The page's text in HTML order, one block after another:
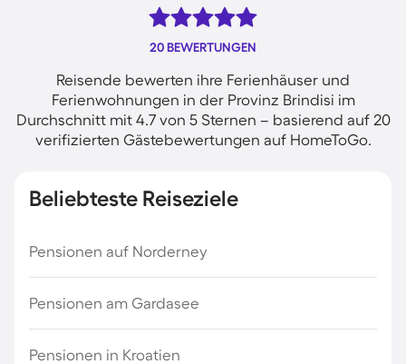
20 BEWERTUNGEN
Reisende bewerten ihre Ferienhäuser und
Ferienwohnungen in der Provinz Brindisi im
Durchschnitt mit 4.7 von 5 Sternen – basierend auf 20
verifizierten Gästebewertungen auf HomeToGo.
Beliebteste Reiseziele
Pensionen auf Norderney
Pensionen am Gardasee
Pensionen in Kroatien